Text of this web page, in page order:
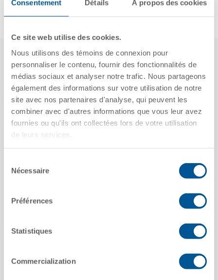
Consentement Détails À propos des cookies
Ce site web utilise des cookies.
Nous utilisons des témoins de connexion pour
personnaliser le contenu, fournir des fonctionnalités de
médias sociaux et analyser notre trafic. Nous partageons
également des informations sur votre utilisation de notre
site avec nos partenaires d'analyse, qui peuvent les
combiner avec d'autres informations que vous leur avez
fournies ou qu'ils ont collectées lors de votre utilisation
de leurs services.
Nécessaire
Préférences
Statistiques
Commercialization
Nous avons également des
employés engagés
activement dans les
associations
professionnelles de
fournisseurs suivantes, y
compris dans des rôles de
direction au sein de RSI :
Chlorine Institute